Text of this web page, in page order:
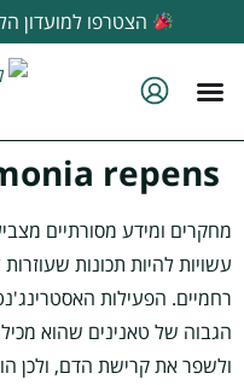
הצטרפו למועדון
repens
מחקרים ומידע מסורתיים
עשויות להיות תכונות
רחמיים. הפעילות
הגבוה של טאנינים שהוא
ולשפר את קרישת הדם, ולכן